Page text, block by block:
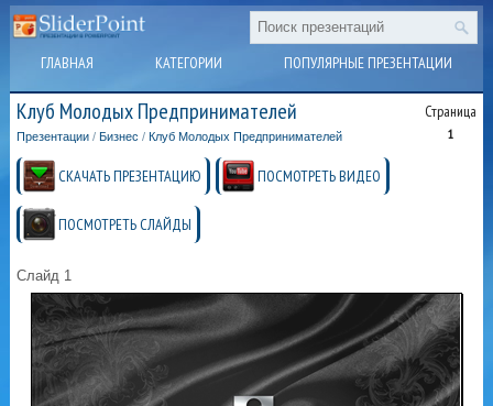
ГЛАВНАЯ КАТЕГОРИИ ПОПУЛЯРНЫЕ ПРЕЗЕНТАЦИИ
Клуб Молодых Предпринимателей Страница
1
Презентации / Бизнес / Клуб Молодых Предпринимателей
СКАЧАТЬ ПРЕЗЕНТАЦИЮ ПОСМОТРЕТЬ ВИДЕО
ПОСМОТРЕТЬ СЛАЙДЫ
Слайд 1